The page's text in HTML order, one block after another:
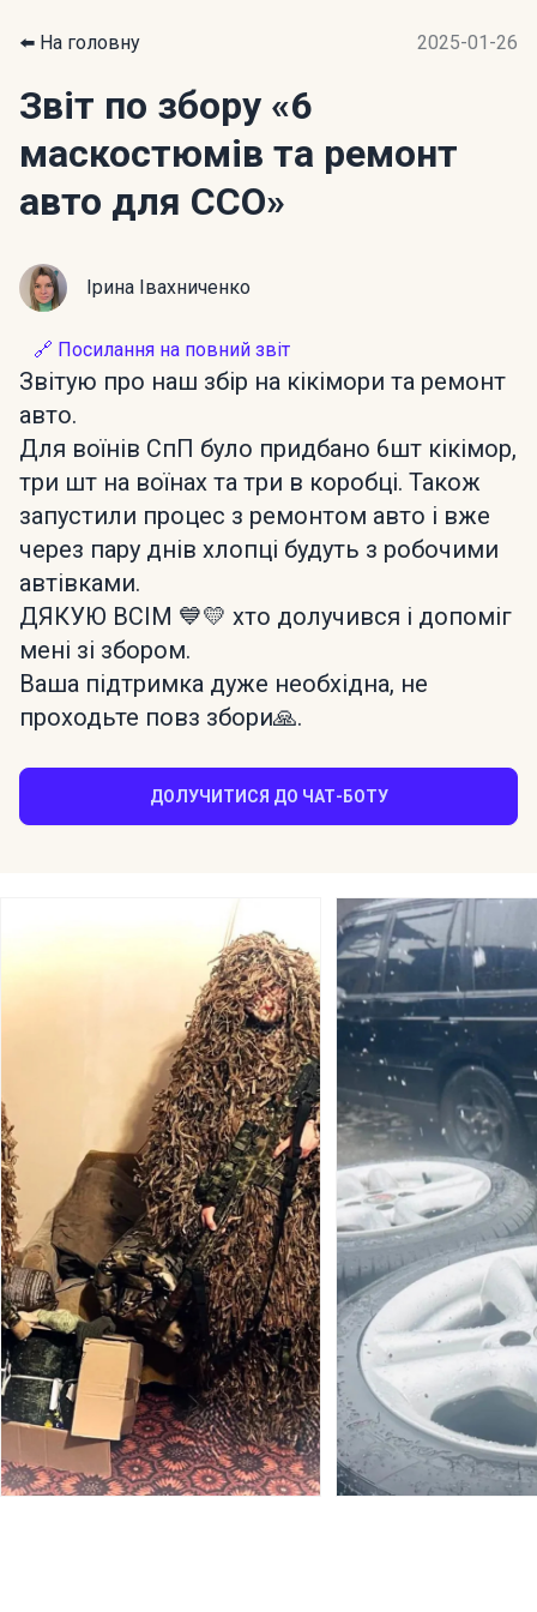
⬅️ На головну 2025-01-26
Звіт по збору «6
маскостюмів та ремонт
авто для ССО»
Ірина Івахниченко
🔗 Посилання на повний звіт
Звітую про наш збір на кікімори та ремонт
авто.
Для воїнів СпП було придбано 6шт кікімор,
три шт на воїнах та три в коробці. Також
запустили процес з ремонтом авто і вже
через пару днів хлопці будуть з робочими
автівками.
ДЯКУЮ ВСІМ 💙💛 хто долучився і допоміг
мені зі збором.
Ваша підтримка дуже необхідна, не
проходьте повз збори🙏.
ДОЛУЧИТИСЯ ДО ЧАТ-БОТУ